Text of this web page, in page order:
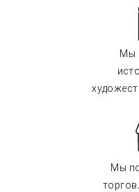
Мы
Мы